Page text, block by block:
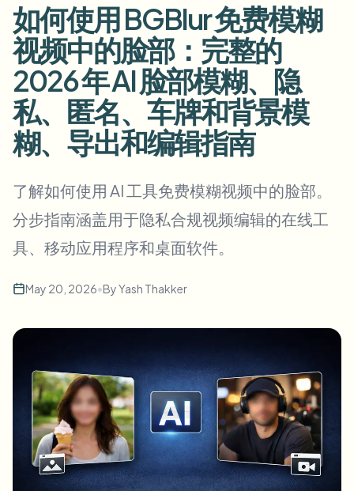
GDPR合规模糊
街头采访模糊
游戏与直播模糊
AI Video Object Remover
在线模糊照片中的人脸
人脸匿名化
语音匿名处理器
换脸 - 图片
换脸 - 视频
一次处理多个视频
医疗
诊所和面向患者的视频管理
公共部门
FOIA、安全披露和编辑
批量人脸匿名化
大批量、保留期和SLA
批量车牌模糊
车队、行车记录仪和停车场大规模处理
批量人脸模糊
高吞吐量流水线
模糊任何内容
联系表单
视频智能
工具
分类
产品
如何使用 BGBlur 免费模糊
视频中的脸部：完整的
2026 年 AI 脸部模糊、隐
私、匿名、车牌和背景模
糊、导出和编辑指南
了解如何使用 AI 工具免费模糊视频中的脸部。
分步指南涵盖用于隐私合规视频编辑的在线工
具、移动应用程序和桌面软件。
May 20, 2026•ByYash Thakker